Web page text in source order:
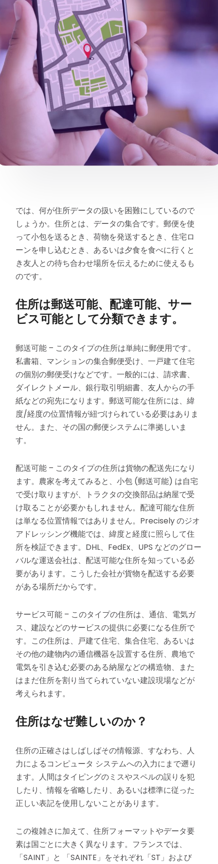
では、何が住所データの扱いを困難にしているので
しょうか。住所とは、データの集合です。郵便を使
って小包を送るとき、荷物を発送するとき、住宅ロ
ーンを申し込むとき、あるいは夕食を食べに行くと
き友人との待ち合わせ場所を伝えるために使えるも
のです。
住所は郵送可能、配達可能、サー
ビス可能として分類できます。
郵送可能 – このタイプの住所は単純に郵便用です。
私書箱、マンションの集合郵便受け、一戸建て住宅
の個別の郵便受けなどです。一般的には、請求書、
ダイレクトメール、銀行取引明細書、友人からの手
紙などの宛先になります。郵送可能な住所には、緯
度/経度の位置情報が紐づけられている必要はありま
せん。また、その国の郵便システムに準拠しいま
す。
配送可能 – このタイプの住所は貨物の配送先になり
ます。農家を考えてみると、小包 (郵送可能) は自宅
で受け取りますが、トラクタの交換部品は納屋で受
け取ることが必要かもしれません。配達可能な住所
は単なる位置情報ではありません。Precisely のジオ
アドレッシング機能では、緯度と経度に照らして住
所を検証できます。DHL、FedEx、UPS などのグロー
バルな運送会社は、配送可能な住所を知っている必
要があります。こうした会社が貨物を配送する必要
がある場所だからです。
サービス可能 – このタイプの住所は、通信、電気ガ
ス、建設などのサービスの提供に必要になる住所で
す。この住所は、戸建て住宅、集合住宅、あるいは
その他の建物内の通信機器を設置する住所、農地で
電気を引き込む必要のある納屋などの構造物、また
はまだ住所を割り当てられていない建設現場などが
考えられます。
住所はなぜ難しいのか？
住所の正確さはしばしばその情報源、すなわち、人
力によるコンピュータ システムへの入力にまで遡り
ます。人間はタイピングのミスやスペルの誤りを犯
したり、情報を省略したり、あるいは標準に従った
正しい表記を使用しないことがあります。
この複雑さに加えて、住所フォーマットやデータ要
素は国ごとに大きく異なります。フランスでは、
「SAINT」と 「SAINTE」をそれぞれ「ST」および